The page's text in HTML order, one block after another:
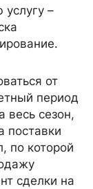
–
от
период
весь сезон,
поставки
по которой
сделки на